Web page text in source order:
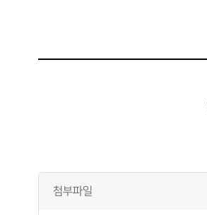
첨부파일